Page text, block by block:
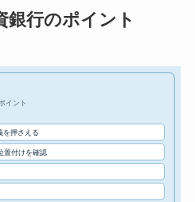
銀行のポイント
イント
を押さえる
置付けを確認